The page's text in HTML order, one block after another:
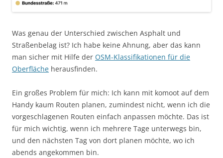
Was genau der Unterschied zwischen Asphalt und
Straßenbelag ist? Ich habe keine Ahnung, aber das kann
man sicher mit Hilfe der OSM-Klassifikationen für die
Oberfläche herausfinden.
Ein großes Problem für mich: Ich kann mit komoot auf dem
Handy kaum Routen planen, zumindest nicht, wenn ich die
vorgeschlagenen Routen einfach anpassen möchte. Das ist
für mich wichtig, wenn ich mehrere Tage unterwegs bin,
und den nächsten Tag von dort planen möchte, wo ich
abends angekommen bin.